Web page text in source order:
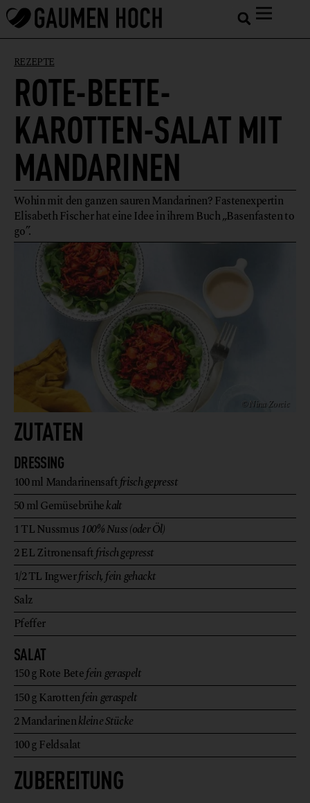
REZEPTE
ROTE-BEETE-
KAROTTEN-SALAT MIT
MANDARINEN
Wohin mit den ganzen sauren Mandarinen? Fastenexpertin
Elisabeth Fischer hat eine Idee in ihrem Buch „Basenfasten to
go”.
© Nina Zorcic
ZUBEREITUNG
ZUTATEN
DRESSING
100ml Mandarinensaftfrisch gepresst
50mlGemüsebrühekalt
1 TLNussmus 100% Nuss (oder Öl)
2ELZitronensaftfrisch gepresst
1/2TL Ingwerfrisch, fein gehackt
Salz
Pfeffer
SALAT
150gRote Betefein geraspelt
150gKarottenfein geraspelt
2Mandarinenkleine Stücke
100gFeldsalat